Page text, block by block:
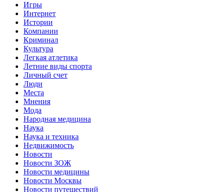
Игры
Интернет
Истории
Компании
Криминал
Культура
Легкая атлетика
Летние виды спорта
Личный счет
Люди
Места
Мнения
Мода
Народная медицина
Наука
Наука и техника
Недвижимость
Новости
Новости ЗОЖ
Новости медицины
Новости Москвы
Новости путешествий